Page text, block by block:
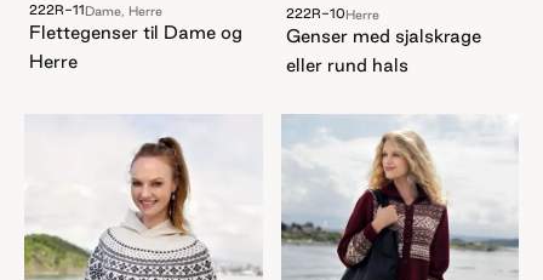
222R-11Dame, Herre
Flettegenser til Dame og
Herre
222R-10Herre
Genser med sjalskrage
eller rund hals